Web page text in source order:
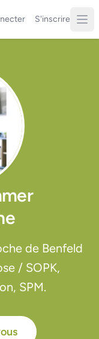
S'inscrire
de Benfeld
/ SOPK,
SPM.